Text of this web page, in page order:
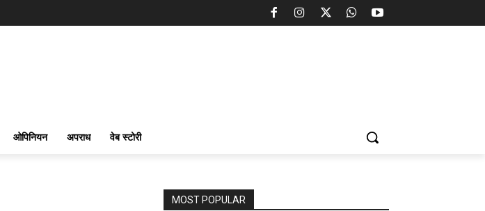
ओपिनियन अपराध वेब स्टोरी
MOST POPULAR